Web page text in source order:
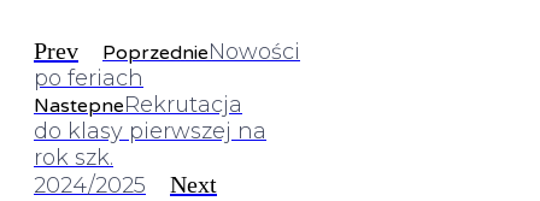
Prev PoprzednieNowości
po feriach
NastepneRekrutacja
do klasy pierwszej na
rok szk.
2024/2025
Next